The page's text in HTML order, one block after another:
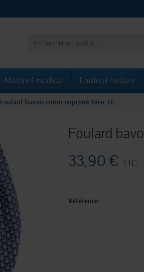
Matériel médical Fauteuil roulant
Foulard bavoir coton imprimé bleu TU
Foulard
33,90 €TTC
Référence